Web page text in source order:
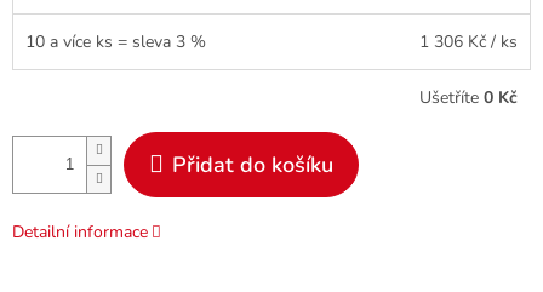
10 a více ks = sleva 3 % 1 306 Kč / ks
Ušetříte 0 Kč
Přidat do košíku
Detailní informace